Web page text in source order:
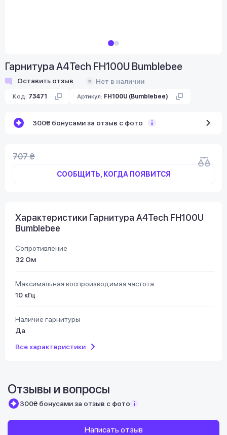
Гарнитура A4Tech FH100U Bumblebee
Оставить отзыв Нет в наличии
Код: 73471 Артикул: FH100U (Bumblebee)
300₴ бонусами за отзыв с фото
707 ₴
СООБЩИТЬ, КОГДА ПОЯВИТСЯ
Характеристики Гарнитура A4Tech FH100U
Bumblebee
Сопротивление
32 Ом
Максимальная воспроизводимая частота
10 кГц
Наличие гарнитуры
Да
Все характеристики
Отзывы и вопросы
300₴ бонусами за отзыв с фото
Написать отзыв